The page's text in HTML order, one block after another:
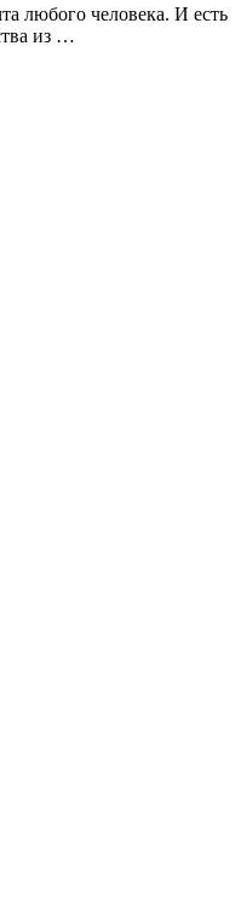
любого человека. И есть
из …